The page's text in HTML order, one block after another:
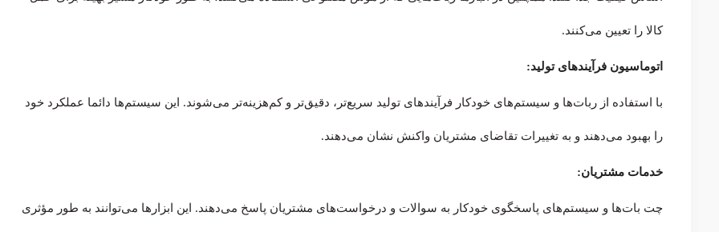
کالا را تعیین می‌کنند.
اتوماسیون فرآیندهای تولید:
با استفاده از ربات‌ها و سیستم‌های خودکار فرآیندهای تولید سریع‌تر، دقیق‌تر و کم‌هزینه‌تر می‌شوند. این سیستم‌ها دائما عملکرد خود
را بهبود می‌دهند و به تغییرات تقاضای مشتریان واکنش نشان می‌دهند.
خدمات مشتریان:
چت‌ بات‌ها و سیستم‌های پاسخگوی خودکار به سوالات و درخواست‌های مشتریان پاسخ می‌دهند. این ابزارها می‌توانند به طور مؤثری